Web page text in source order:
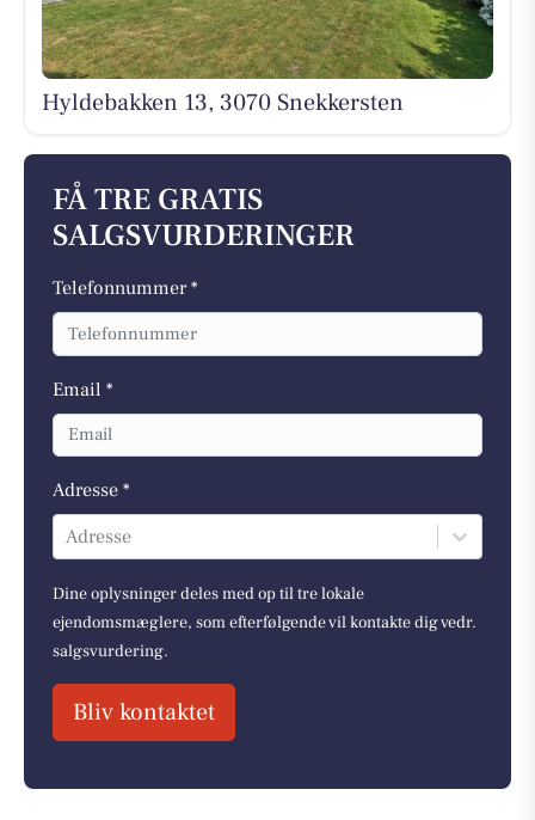
Hyldebakken 13, 3070 Snekkersten
FÅ TRE GRATIS
SALGSVURDERINGER
Telefonnummer *
Email *
Adresse *
Adresse
Dine oplysninger deles med op til tre lokale
ejendomsmæglere, som efterfølgende vil kontakte dig vedr.
salgsvurdering.
Bliv kontaktet